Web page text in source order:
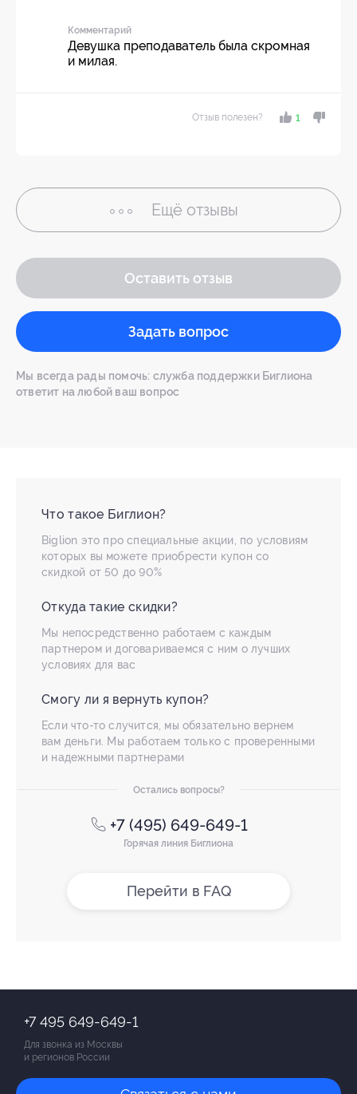
Комментарий
Девушка преподаватель была скромная
и милая.
Отзыв полезен? 1
Ещё отзывы
Оставить отзыв
Задать вопрос
Мы всегда рады помочь: служба поддержки Биглиона
ответит на любой ваш вопрос
Что такое Биглион?
Biglion это про специальные акции, по условиям
которых вы можете приобрести купон со
скидкой от 50 до 90%
Откуда такие скидки?
Мы непосредственно работаем с каждым
партнером и договариваемся с ним о лучших
условиях для вас
Смогу ли я вернуть купон?
Если что-то случится, мы обязательно вернем
вам деньги. Мы работаем только с проверенными
и надежными партнерами
Остались вопросы?
+7 (495) 649-649-1
Горячая линия Биглиона
Перейти в FAQ
+7 495 649-649-1
Для звонка из Москвы
и регионов России